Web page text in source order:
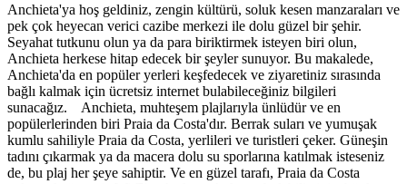
Anchieta'ya hoş geldiniz, zengin kültürü, soluk kesen manzaraları ve
pek çok heyecan verici cazibe merkezi ile dolu güzel bir şehir.
Seyahat tutkunu olun ya da para biriktirmek isteyen biri olun,
Anchieta herkese hitap edecek bir şeyler sunuyor. Bu makalede,
Anchieta'da en popüler yerleri keşfedecek ve ziyaretiniz sırasında
bağlı kalmak için ücretsiz internet bulabileceğiniz bilgileri
sunacağız. Anchieta, muhteşem plajlarıyla ünlüdür ve en
popülerlerinden biri Praia da Costa'dır. Berrak suları ve yumuşak
kumlu sahiliyle Praia da Costa, yerlileri ve turistleri çeker. Güneşin
tadını çıkarmak ya da macera dolu su sporlarına katılmak isteseniz
de, bu plaj her şeye sahiptir. Ve en güzel tarafı, Praia da Costa